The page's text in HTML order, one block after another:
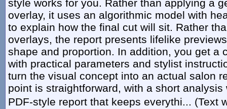
style works for you. Rather than applying a
overlay, it uses an algorithmic model with
to explain how the final cut will sit. Rather
overlays, the report presents lifelike
shape and proportion. In addition, you get a
with practical parameters and stylist
turn the visual concept into an actual salon
point is straightforward, with a short analysis
PDF-style report that keeps everythi... (Text